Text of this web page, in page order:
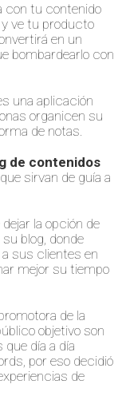
con tu contenido
ve tu producto
en un
bombardearlo con
una aplicación
organicen su
de notas.
de contenidos
sirvan de guía a
la opción de
blog, donde
sus clientes en
mejor su tiempo
de la
objetivo son
día a día
por eso decidió
de